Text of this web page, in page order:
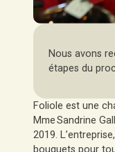
Nous avons
étapes du
Foliole est une
Mme Sandrine
2019.